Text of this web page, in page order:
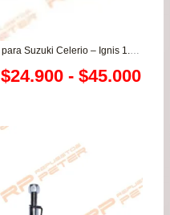
PROMO RP – Junta de homocinética para Suzuki Celerio – Ignis 1.3 – Alto K10 1.0
$24.900 - $45.000